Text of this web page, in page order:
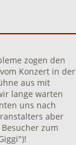
zogen den
Konzert in der
aus mit
lange warten
uns nach
aber
zum